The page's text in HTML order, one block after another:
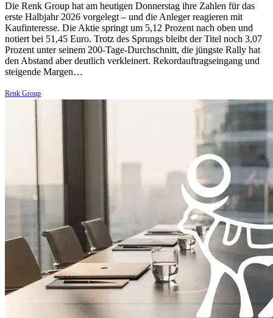
Die Renk Group hat am heutigen Donnerstag ihre Zahlen für das
erste Halbjahr 2026 vorgelegt – und die Anleger reagieren mit
Kaufinteresse. Die Aktie springt um 5,12 Prozent nach oben und
notiert bei 51,45 Euro. Trotz des Sprungs bleibt der Titel noch 3,07
Prozent unter seinem 200-Tage-Durchschnitt, die jüngste Rally hat
den Abstand aber deutlich verkleinert. Rekordauftragseingang und
steigende Margen…
Renk Group